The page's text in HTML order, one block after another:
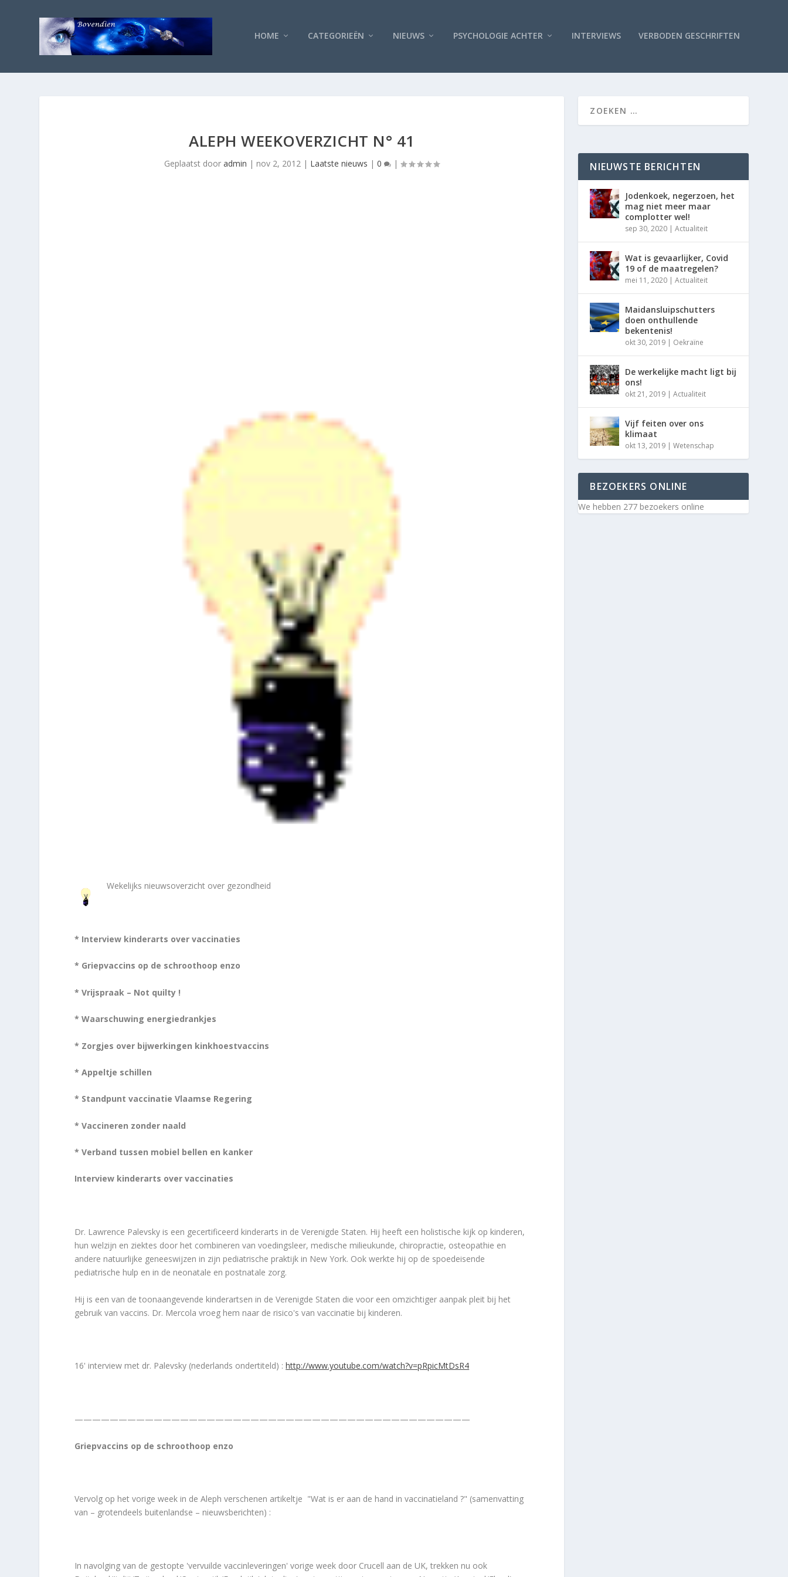
HOME CATEGORIEËN NIEUWS PSYCHOLOGIE ACHTER INTERVIEWS VERBODEN GESCHRIFTEN
ALEPH WEEKOVERZICHT N° 41
Geplaatst dooradmin | nov 2, 2012 | Laatste nieuws |0 |
Wekelijks nieuwsoverzicht over gezondheid
* Interview kinderarts over vaccinaties
* Griepvaccins op de schroothoop enzo
* Vrijspraak – Not quilty !
* Waarschuwing energiedrankjes
* Zorgjes over bijwerkingen kinkhoestvaccins
* Appeltje schillen
* Standpunt vaccinatie Vlaamse Regering
* Vaccineren zonder naald
* Verband tussen mobiel bellen en kanker
Interview kinderarts over vaccinaties
Dr. Lawrence Palevsky is een gecertificeerd kinderarts in de Verenigde Staten. Hij heeft een holistische kijk op kinderen,
hun welzijn en ziektes door het combineren van voedingsleer, medische milieukunde, chiropractie, osteopathie en
andere natuurlijke geneeswijzen in zijn pediatrische praktijk in New York. Ook werkte hij op de spoedeisende
pediatrische hulp en in de neonatale en postnatale zorg.
Hij is een van de toonaangevende kinderartsen in de Verenigde Staten die voor een omzichtiger aanpak pleit bij het
gebruik van vaccins. Dr. Mercola vroeg hem naar de risico's van vaccinatie bij kinderen.
16' interview met dr. Palevsky (nederlands ondertiteld) :http://www.youtube.com/watch?v=pRpicMtDsR4
—————————————————————————————————————————————
Griepvaccins op de schroothoop enzo
Vervolg op het vorige week in de Aleph verschenen artikeltje "Wat is er aan de hand in vaccinatieland ?" (samenvatting
van – grotendeels buitenlandse – nieuwsberichten) :
In navolging van de gestopte 'vervuilde vaccinleveringen' vorige week door Crucell aan de UK, trekken nu ook
NIEUWSTE BERICHTEN
Jodenkoek, negerzoen, het
mag niet meer maar
complotter wel!
sep 30, 2020 |Actualiteit
Wat is gevaarlijker, Covid
19 of de maatregelen?
mei 11, 2020 |Actualiteit
Maidansluipschutters
doen onthullende
bekentenis!
okt 30, 2019 | Oekraïne
De werkelijke macht ligt bij
ons!
okt 21, 2019 |Actualiteit
Vijf feiten over ons
klimaat
okt 13, 2019 |Wetenschap
BEZOEKERS ONLINE
We hebben 277 bezoekers online